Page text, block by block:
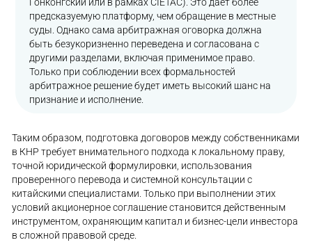
предсказуемую платформу, чем обращение в местные
суды. Однако сама арбитражная оговорка должна
быть безукоризненно переведена и согласована с
другими разделами, включая применимое право.
Только при соблюдении всех формальностей
арбитражное решение будет иметь высокий шанс на
признание и исполнение.
Таким образом, подготовка договоров между собственниками
в КНР требует внимательного подхода к локальному праву,
точной юридической формулировки, использования
проверенного перевода и системной консультации с
китайскими специалистами. Только при выполнении этих
условий акционерное соглашение становится действенным
инструментом, охраняющим капитал и бизнес-цели инвестора
в сложной правовой среде.